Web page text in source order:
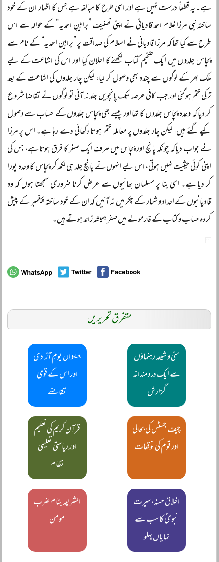
ہے۔ یہ قطعاً درست نہیں ہے اور اسی طرح کا مبالغہ ہے جس کا اظہار ان کے خود
ساختہ نبی مرزا غلام احمد قادیانی نے اپنی تصنیف ”براہینِ احمدیہ“ کے حوالہ سے اس
طرح سے کیا تھا کہ مرزا قادیانی نے اسلام کی صداقت پر ”براہین احمدیہ“ کے نام سے
پچاس جلدوں میں ایک ضخیم کتاب لکھنے کا اعلان کیا اور اس کی اشاعت کے لیے
ملک بھر کے لوگوں سے چندہ بھی وصول کر لیا، لیکن چار جلدوں کی اشاعت کے بعد
ترکی ختم ہو گئی اور جب کافی عرصہ تک پانچویں جلد نہ آئی تو لوگوں نے تقاضا شروع
کر دیا کہ وعدہ پچاس جلدوں کا تھا اور پیسے بھی پچاس جلدوں کے حساب سے وصول
کیے گئے ہیں، لیکن چار جلدوں پر معاملہ ختم ہوتا دکھائی دے رہا ہے۔ اس پر مرزا
نے جواب دیا کہ چونکہ پانچ اور پچاس میں صرف ایک صفر کا فرق ہوتا ہے، جس کی
اپنی کوئی حیثیت نہیں ہوتی، اس لیے انہوں نے پانچ جلد ہی لکھ کر پچاس کا وعدہ پورا
کر دیا ہے۔ اسی بنا پر مسلمان بھائیوں سے عرض کرنا ضروری سمجھتا ہوں کہ وہ
قادیانیوں کے اعداد و شمار کے چکر میں نہ آئیں کہ ان کے خود ساختہ پیغمبر کے پیش
کردہ حساب و کتاب کے فارمولے میں صفر ہمیشہ زائد ہوتے ہیں۔
متفرق تحریریں
سنی و شیعہ رہنماؤں
سے ایک دردمندانہ
گزارش
۷۸واں یومِ آزادی
اور اس کے قومی
تقاضے
چیف جسٹس کی بحالی
اور قوم کی توقعات
قرآن کریم کی تعلیم
اور ریاستی تعلیمی
نظام
اخلاق حسنہ، سیرت
نبویؐ کا سب سے
نمایاں پہلو
الشریعہ بنام ضرب
مومن